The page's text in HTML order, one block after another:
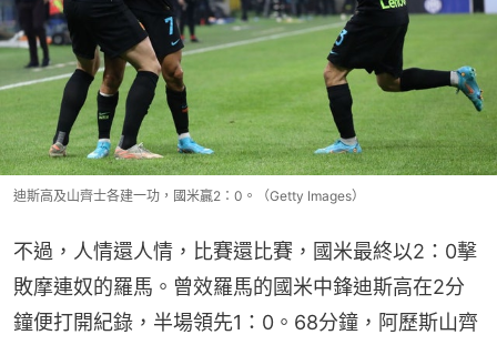
迪斯高及山齊士各建一功，國米贏2：0。（Getty Images）
不過，人情還人情，比賽還比賽，國米最終以2：0擊
敗摩連奴的羅馬。曾效羅馬的國米中鋒迪斯高在2分
鐘便打開紀錄，半場領先1：0。68分鐘，阿歷斯山齊